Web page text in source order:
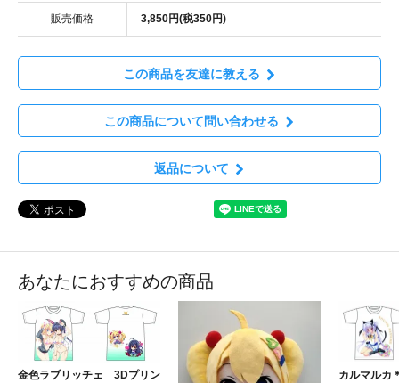
販売価格 3,850円(税350円)
この商品を友達に教える
この商品について問い合わせる
返品について
あなたにおすすめの商品
金色ラブリッチェ 3Dプリン
カルマルカ